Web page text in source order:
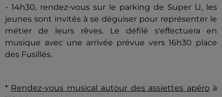
- 14h30, rendez-vous sur le parking de Super U, les
jeunes sont invités à se déguiser pour représenter le
métier de leurs rêves. Le défilé s'effectuera en
musique avec une arrivée prévue vers 16h30 place
des Fusillés.
* Rendez-vous musical autour des assiettes apéroà